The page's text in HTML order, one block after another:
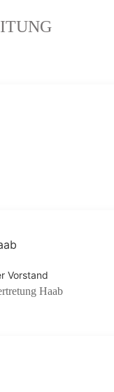
Vorstand
Haab